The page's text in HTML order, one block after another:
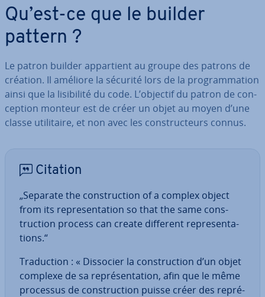
Qu’est-ce que le builder
pattern ?
Le patron builder ap­par­tient au groupe des patrons de
création. Il améliore la sécurité lors de la pro­gram­ma­tion
ainsi que la li­si­bi­lité du code. L’objectif du patron de con­
cep­tion monteur est de créer un objet au moyen d’une
classe uti­li­taire, et non avec les cons­truc­teurs connus.
Citation
„Separate the cons­truc­tion of a complex object
from its re­pre­sen­ta­tion so that the same cons­
truc­tion process can create different re­pre­sen­ta­
tions.“
Tra­duc­tion : « Dissocier la cons­truc­tion d’un objet
complexe de sa re­pré­sen­ta­tion, afin que le même
processus de cons­truc­tion puisse créer des re­pré­